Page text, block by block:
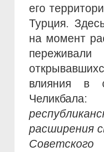
его
Турция.
на момент
влияния в
расширения